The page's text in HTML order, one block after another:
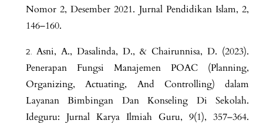
Nomor 2, Desember 2021. Jurnal Pendidikan Islam, 2,
146–160.
Asni, A., Dasalinda, D., & Chairunnisa, D. (2023).
Penerapan Fungsi Manajemen POAC (Planning,
Organizing, Actuating, And Controlling) dalam
Layanan Bimbingan Dan Konseling Di Sekolah.
Ideguru: Jurnal Karya Ilmiah Guru, 9(1), 357–364.